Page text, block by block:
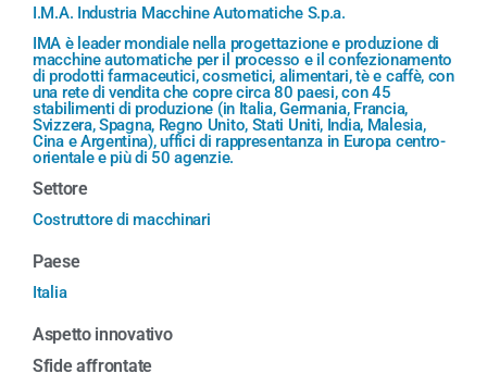
I.M.A. Industria Macchine Automatiche S.p.a.
IMA è leader mondiale nella progettazione e produzione di
macchine automatiche per il processo e il confezionamento
di prodotti farmaceutici, cosmetici, alimentari, tè e caffè, con
una rete di vendita che copre circa 80 paesi, con 45
stabilimenti di produzione (in Italia, Germania, Francia,
Svizzera, Spagna, Regno Unito, Stati Uniti, India, Malesia,
Cina e Argentina), uffici di rappresentanza in Europa centro-
orientale e più di 50 agenzie.
Settore
Costruttore di macchinari
Paese
Italia
Aspetto innovativo
Sfide affrontate